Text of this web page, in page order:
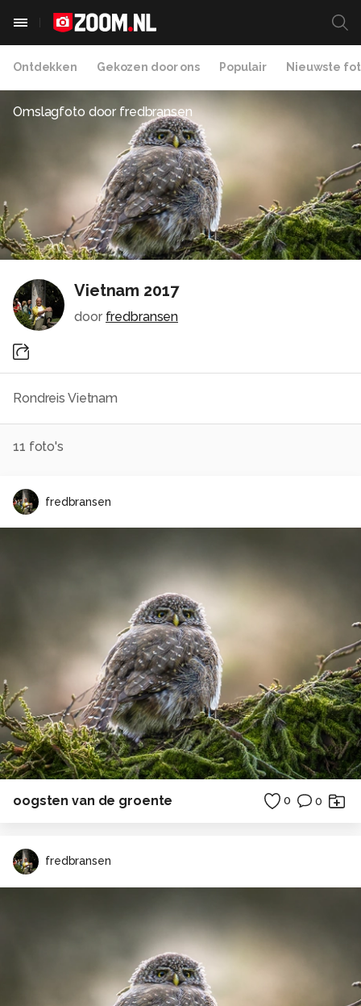
Ontdekken Gekozen door ons Populair Nieuwste
Omslagfoto door fredbransen
Vietnam 2017
door fredbransen
Rondreis Vietnam
11 foto's
fredbransen
oogsten van de groente 0 0
fredbransen